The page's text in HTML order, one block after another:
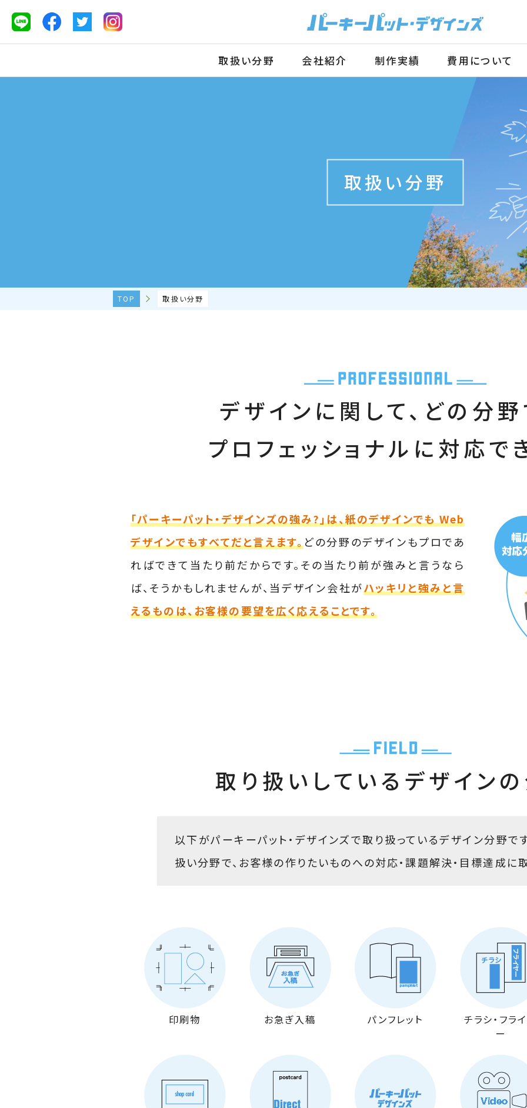
取扱い分野 会社紹介 制作実績 費用について
取扱い分野
TOP 取扱い分野
デザインに関して、どの分
プロフェッショナルに対応で
「パーキーパット・デザインズの強み?」は、紙のデザインでも Web
デザインでもすべてだと言えます。 どの分野のデザインもプロであ
ればできて当たり前だからです。その当たり前が強みと言うなら
ば、そうかもしれませんが、当デザイン会社がハッキリと強みと言
えるものは、お客様の要望を広く応えることです。
取り扱いしている デザイン
以下がパーキーパット・デザインズで取り扱っているデザイン分野で
扱い分野で、お客様の作りたいものへの対応・課題解決・目標達成に
印刷物 お急ぎ入稿 パンフレット チラシ・ フラ
ー